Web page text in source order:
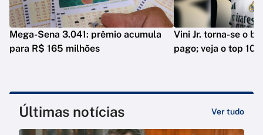
Mega-Sena 3.041: prêmio acumula
para R$ 165 milhões
Vini Jr. torna-se o
pago; veja o top 10
Últimas notícias Ver tudo